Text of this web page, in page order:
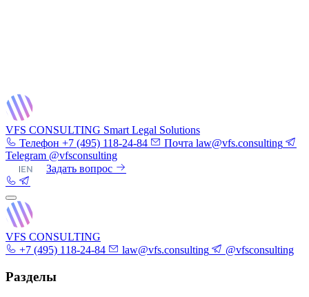
VFS CONSULTING Smart Legal Solutions
Телефон +7 (495) 118-24-84 Почта law@vfs.consulting
Telegram @vfsconsulting
|EN Задать вопрос
VFS CONSULTING
+7 (495) 118-24-84
law@vfs.consulting @vfsconsulting
Разделы